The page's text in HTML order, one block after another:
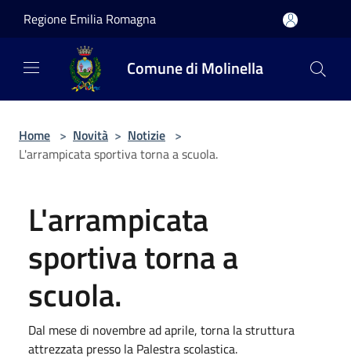
Regione Emilia Romagna
Comune di Molinella
Home > Novità > Notizie >
L'arrampicata sportiva torna a scuola.
L'arrampicata
sportiva torna a
scuola.
Dal mese di novembre ad aprile, torna la struttura
attrezzata presso la Palestra scolastica.